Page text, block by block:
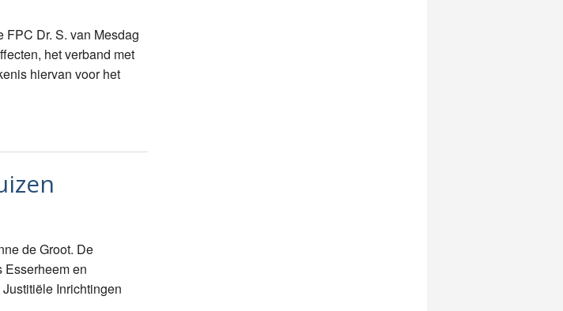
FPC Dr. S. van Mesdag
het verband met
hiervan voor het
de Groot. De
Esserheem en
Inrichtingen